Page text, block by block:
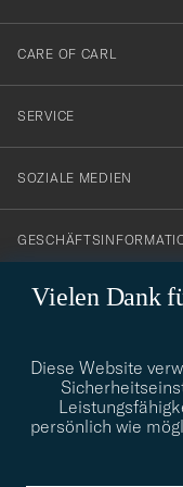
Vielen Dank
Diese Website
persönlich wie
dig
till
vårt
nyhetsbrev!
CARE OF CARL
SERVICE
SOZIALE MEDIEN
Benötigen Sie Hilfe
Wenden Sie sich an
STILBERATUNG